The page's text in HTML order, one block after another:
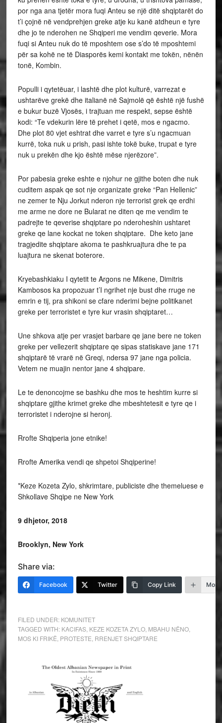
por nga ana tjetër mora fuqi Anteu se një ditë shqiptarët do
t’i çojnë në vendprehjen greke atje ku kanë atdheun e tyre
dhe jo te nderohen ne Shqiperi me vendim qeverie. Mora
fuqi si Anteu nuk do të mposhtem ose s’do të mposhtemi
për sa kohë ne të Diasporës kemi kontakt me tokën, nënën
tonë, Kombin.
Populli i qytetëuar, i lashtë dhe plot kulturë, varrezat e
ushtarëve grekë dhe italianë në Sajmolë që është një fushë
e bukur buzë Vjosës, i trajtuan me respekt, sepse është
kodi: “Te vdekurin lëre të prehet i qetë, mos e ngacmo.
Dhe plot 80 vjet eshtrat dhe varret e tyre s’u ngacmuan
kurrë, toka nuk u prish, pasi ishte tokë buke, trupat e tyre
nuk u prekën dhe kjo është mëse njerëzore”.
Por pabesia greke eshte e njohur ne gjithe boten dhe nuk
cuditem aspak qe sot nje organizate greke “Pan Hellenic”
ne zemer te Nju Jorkut nderon nje terrorist grek qe erdhi
me arme ne dore ne Bularat ne diten qe me vendim te
padrejte te qeverise shqiptare po nderoheshin ushtaret
greke qe lane kockat ne token shqiptare. Dhe keto jane
tragjedite shqiptare akoma te pashkruajtura dhe te pa
luajtura ne skenat boterore.
Kryebashkiaku I qytetit te Argons ne Mikene, Dimitris
Kambosos ka propozuar t’I ngrihet nje bust dhe rruge ne
emrin e tij, pra shikoni se cfare nderimi bejne politikanet
greke per terroristet e tyre kur vrasin shqiptaret…
Une shkova atje per vrasjet barbare qe jane bere ne token
greke per vellezerit shqiptare qe sipas statiskave jane 171
shqiptarë të vrarë në Greqi, ndersa 97 jane nga policia.
Vetem ne muajin nentor jane 4 shqipare.
Le te denoncojme se bashku dhe mos te heshtim kurre si
shqiptare gjithe krimet greke dhe mbeshtetesit e tyre qe i
terroristet i nderojne si heronj.
Rrofte Shqiperia jone etnike!
Rrofte Amerika vendi qe shpetoi Shqiperine!
*Keze Kozeta Zylo, shkrimtare, publiciste dhe themeluese e
Shkollave Shqipe ne New York
9 dhjetor, 2018
Brooklyn, New York
Share via:
Facebook Twitter Copy Link More
FILED UNDER: KOMUNITET
TAGGED WITH: KACIFAS, KEZE KOZETA ZYLO, MBAHU NËNO,
MOS KI FRIKË PROTESTE RRENJET SHQIPTARE